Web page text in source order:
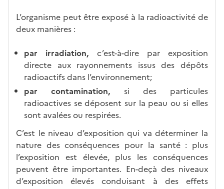
L’organisme peut être exposé à la radioactivité de
deux manières :
par irradiation, c’est-à-dire par exposition
directe aux rayonnements issus des dépôts
radioactifs dans l’environnement;
par contamination, si des particules
radioactives se déposent sur la peau ou si elles
sont avalées ou respirées.
C’est le niveau d’exposition qui va déterminer la
nature des conséquences pour la santé : plus
l’exposition est élevée, plus les conséquences
peuvent être importantes. En-deçà des niveaux
d’exposition élevés conduisant à des effets